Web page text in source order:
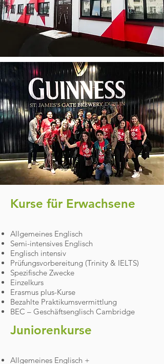
Kurse für Erwachsene​
Allgemeines Englisch
Semi-intensives Englisch
Englisch intensiv
Prüfungsvorbereitung (Trinity & IELTS)
Spezifische Zwecke
Einzelkurs
Erasmus plus-Kurse
Bezahlte Praktikumsvermittlung
BEC – Geschäftsenglisch Cambridge
Juniorenkurse​
Allgemeines Englisch +